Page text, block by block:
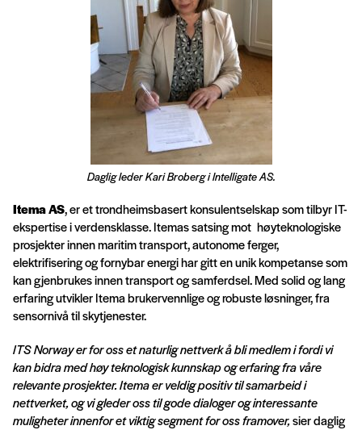
Daglig leder Kari Broberg i Intelligate AS.
Itema AS, er et trondheimsbasert konsulentselskap som tilbyr IT-
ekspertise i verdensklasse. Itemas satsing mot høyteknologiske
prosjekter innen maritim transport, autonome ferger,
elektrifisering og fornybar energi har gitt en unik kompetanse som
kan gjenbrukes innen transport og samferdsel. Med solid og lang
erfaring utvikler Itema brukervennlige og robuste løsninger, fra
sensornivå til skytjenester.
ITS Norway er for oss et naturlig nettverk å bli medlem i fordi vi
kan bidra med høy teknologisk kunnskap og erfaring fra våre
relevante prosjekter. Itema er veldig positiv til samarbeid i
nettverket, og vi gleder oss til gode dialoger og interessante
muligheter innenfor et viktig segment for oss framover,sier daglig